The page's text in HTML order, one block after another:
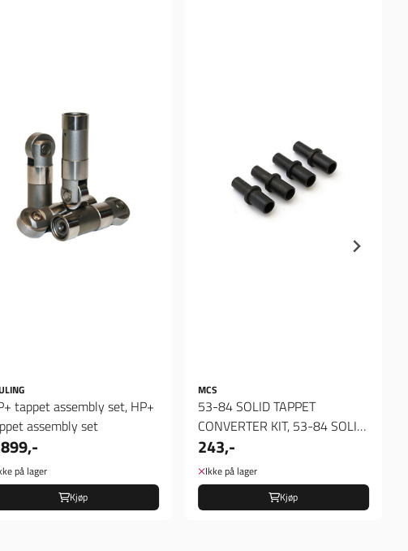
tappet assembly set, HP+
assembly set
på lager
Kjøp
MCS
53-84 SOLID TAPPET
CONVERTER KIT, 53-84 SOLID
TAPPET CONVERTER KIT
243,-
Ikke på lager
Kjøp